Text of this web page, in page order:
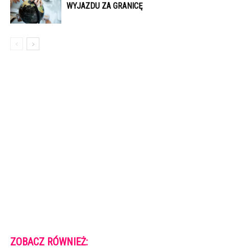
WYJAZDU ZA GRANICĘ
ZOBACZ RÓWNIEŻ: